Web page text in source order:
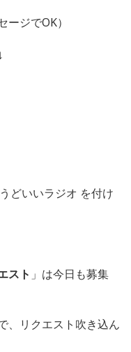
ージでOK）
どいいラジオ を付け
スト 」は今日も募集
、リクエスト吹き込ん